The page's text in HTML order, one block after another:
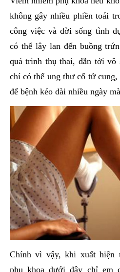
không gây nhiều phiền toái
công việc và đời sống tình
có thể lây lan đến buồng
quá trình thụ thai, dẫn tới vô
chí có thể ung thư cổ tử
để bệnh kéo dài nhiều ngày
Chính vì vậy, khi xuất hiện
phụ khoa dưới đây chỉ em